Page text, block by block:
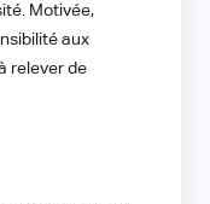
Motivée,
aux
relever de